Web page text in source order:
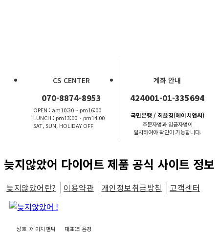
CS CENTER
070-8874-8953
OPEN : am10:30 ~ pm16:00
LUNCH : pm13:00 ~ pm14:00
SAT, SUN, HOLIDAY OFF
계좌 안내
424001-01-335694
국민은행 / 최윤경(에이치앤씨)
주문자명과 입금자명이
일치하여야 확인이 가능합니다.
늦지않았어 다이어트 제품 공식 사이트 정보
늦지않았어란? 이용약관 개인정보취급방침 고객센터
상호 :에이치앤씨 대표:최윤경